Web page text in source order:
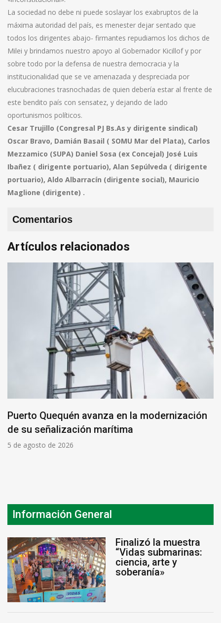
La sociedad no debe ni puede soslayar los exabruptos de la
máxima autoridad del país, es menester dejar sentado que
todos los dirigentes abajo- firmantes repudiamos los dichos de
Milei y brindamos nuestro apoyo al Gobernador Kicillof y por
sobre todo por la defensa de nuestra democracia y la
institucionalidad que se ve amenazada y despreciada por
elucubraciones trasnochadas de quien debería estar al frente de
este bendito país con sensatez, y dejando de lado
oportunismos políticos.
Cesar Trujillo (Congresal PJ Bs.As y dirigente sindical)
Oscar Bravo, Damián Basail ( SOMU Mar del Plata), Carlos
Mezzamico (SUPA) Daniel Sosa (ex Concejal) José Luis
Ibañez ( dirigente portuario), Alan Sepúlveda ( dirigente
portuario), Aldo Albarracín (dirigente social), Mauricio
Maglione (dirigente) .
Comentarios
Artículos relacionados
Puerto Quequén avanza en la modernización
de su señalización marítima
5 de agosto de 2026
Información General
Finalizó la muestra
“Vidas submarinas:
ciencia, arte y
soberanía»